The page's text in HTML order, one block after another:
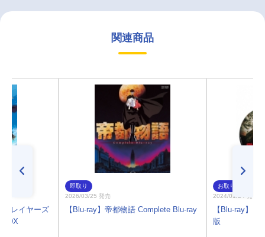
関連商品
スレイヤーズ
BOX
即取り
2026/03/25 発売
【Blu-ray】帝都物語 Complete Blu-ray
お取り寄せ
2024/01/24 発売
【Blu-ray】
版